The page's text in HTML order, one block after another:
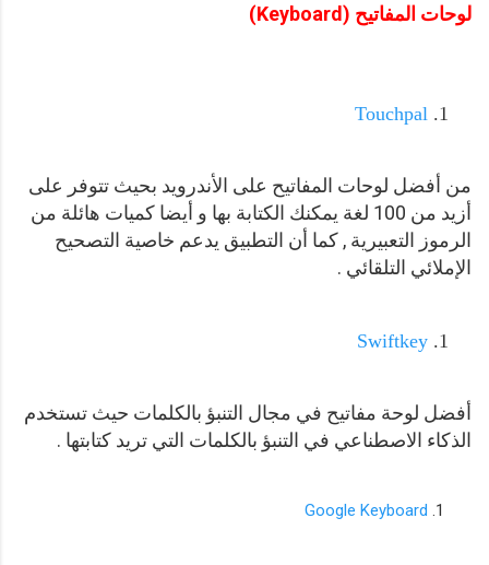
لوحات المفاتيح (Keyboard)
Touchpal
من أفضل لوحات المفاتيح على الأندرويد بحيث تتوفر على
أزيد من 100 لغة يمكنك الكتابة بها و أيضا كميات هائلة من
الرموز التعبيرية , كما أن التطبيق يدعم خاصية التصحيح
الإملائي التلقائي .
Swiftkey
أفضل لوحة مفاتيح في مجال التنبؤ بالكلمات حيث تستخدم
الذكاء الاصطناعي في التنبؤ بالكلمات التي تريد كتابتها .
Google Keyboard